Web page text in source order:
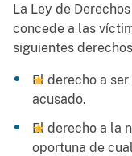
La Ley de
concede a las
siguientes
El derecho a
acusado.
El derecho a la
oportuna de